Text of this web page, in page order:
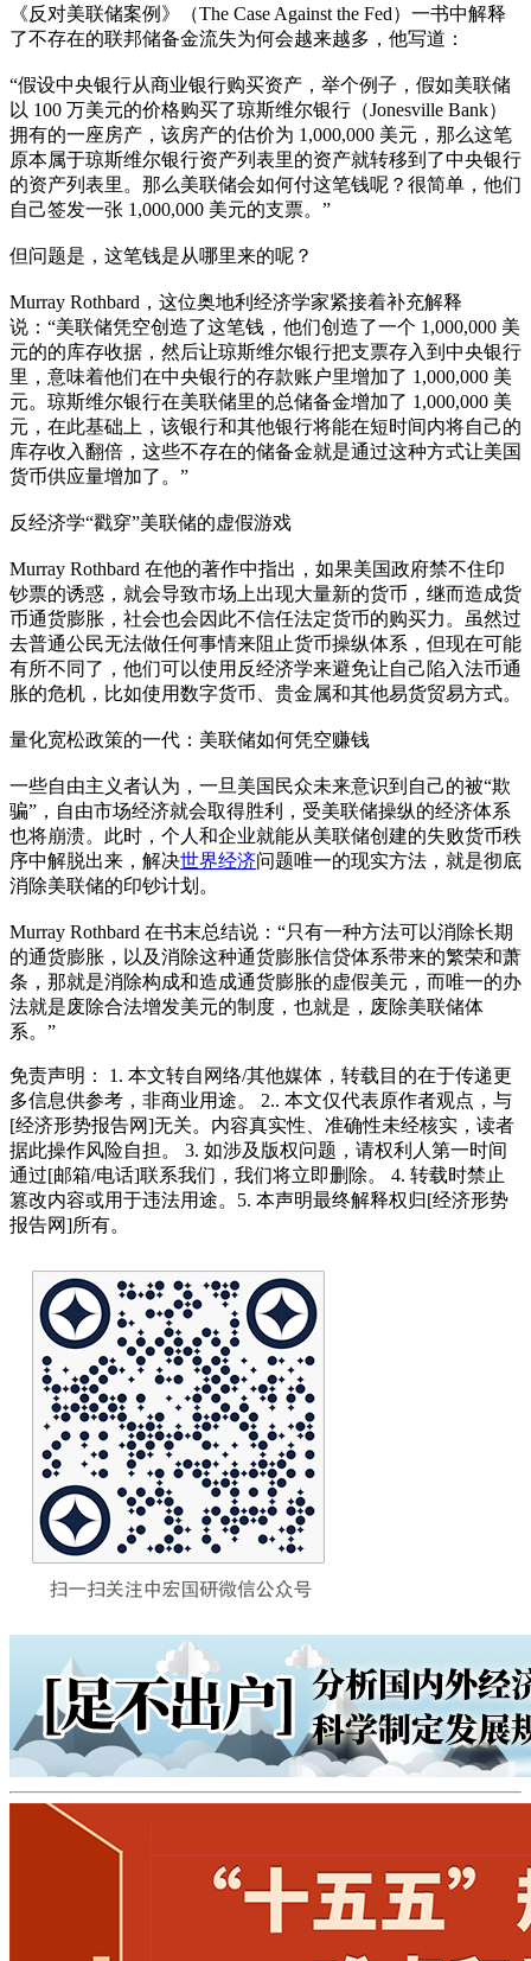
《反对美联储案例》（The Case Against the Fed）一书中解释
了不存在的联邦储备金流失为何会越来越多，他写道：
“假设中央银行从商业银行购买资产，举个例子，假如美联储
以 100 万美元的价格购买了琼斯维尔银行（Jonesville Bank）
拥有的一座房产，该房产的估价为 1,000,000 美元，那么这笔
原本属于琼斯维尔银行资产列表里的资产就转移到了中央银行
的资产列表里。那么美联储会如何付这笔钱呢？很简单，他们
自己签发一张 1,000,000 美元的支票。”
但问题是，这笔钱是从哪里来的呢？
Murray Rothbard，这位奥地利经济学家紧接着补充解释
说：“美联储凭空创造了这笔钱，他们创造了一个 1,000,000 美
元的的库存收据，然后让琼斯维尔银行把支票存入到中央银行
里，意味着他们在中央银行的存款账户里增加了 1,000,000 美
元。琼斯维尔银行在美联储里的总储备金增加了 1,000,000 美
元，在此基础上，该银行和其他银行将能在短时间内将自己的
库存收入翻倍，这些不存在的储备金就是通过这种方式让美国
货币供应量增加了。”
反经济学“戳穿”美联储的虚假游戏
Murray Rothbard 在他的著作中指出，如果美国政府禁不住印
钞票的诱惑，就会导致市场上出现大量新的货币，继而造成货
币通货膨胀，社会也会因此不信任法定货币的购买力。虽然过
去普通公民无法做任何事情来阻止货币操纵体系，但现在可能
有所不同了，他们可以使用反经济学来避免让自己陷入法币通
胀的危机，比如使用数字货币、贵金属和其他易货贸易方式。
量化宽松政策的一代：美联储如何凭空赚钱
一些自由主义者认为，一旦美国民众未来意识到自己的被“欺
骗”，自由市场经济就会取得胜利，受美联储操纵的经济体系
也将崩溃。此时，个人和企业就能从美联储创建的失败货币秩
序中解脱出来，解决世界经济问题唯一的现实方法，就是彻底
消除美联储的印钞计划。
Murray Rothbard 在书末总结说：“只有一种方法可以消除长期
的通货膨胀，以及消除这种通货膨胀信贷体系带来的繁荣和萧
条，那就是消除构成和造成通货膨胀的虚假美元，而唯一的办
法就是废除合法增发美元的制度，也就是，废除美联储体
系。”
免责声明： 1. 本文转自网络/其他媒体，转载目的在于传递更
多信息供参考，非商业用途。 2.. 本文仅代表原作者观点，与
[经济形势报告网]无关。内容真实性、准确性未经核实，读者
据此操作风险自担。 3. 如涉及版权问题，请权利人第一时间
通过[邮箱/电话]联系我们，我们将立即删除。 4. 转载时禁止
篡改内容或用于违法用途。5. 本声明最终解释权归[经济形势
报告网]所有。